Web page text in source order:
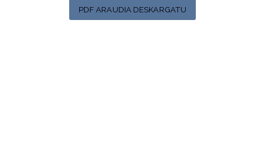
PDF ARAUDIA DESKARGATU